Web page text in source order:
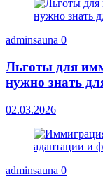
adminsauna 0
Льготы для
нужно знать
02.03.2026
adminsauna 0